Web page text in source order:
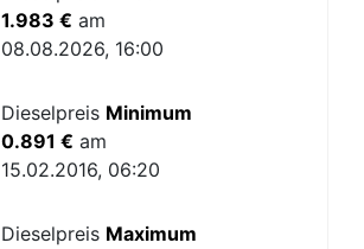
1.983 € am
08.08.2026, 16:00
Dieselpreis Minimum
0.891 € am
15.02.2016, 06:20
Dieselpreis Maximum